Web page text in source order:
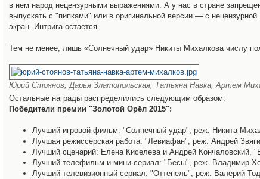
в нем народ нецензурными выражениями. А у нас в стране
выпускать с "пипками" или в оригинальной версии — с
экран. Интрига остается.
Тем не менее, лишь «Солнечный удар» Никиты Михалкова числу
Юрий Стоянов, Дарья Златопольская, Татьяна Навка, Артем
Остальные награды распределились следующим образом:
Победители премии "Золотой Орёл 2015":
Лучший игровой фильм: "Солнечный удар", реж. Никита
Лучшая режиссерская работа: "Левиафан", реж. Андрей
Лучший сценарий: Елена Киселева и Андрей Кончаловский,
Лучший телефильм и мини-сериал: "Бесы", реж. Владимир
Лучший телевизионный сериал: "Оттепель", реж. Валерий